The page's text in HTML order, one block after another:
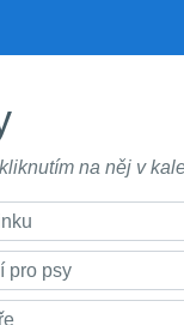
na něj v